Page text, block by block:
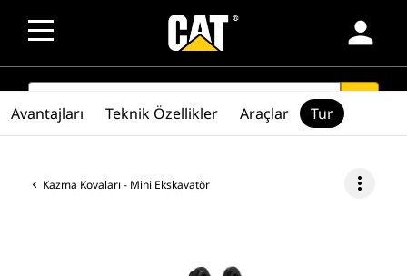
person
SEARCH
Kazma Kovaları - Mini Ekskavatör more_vert
Avantajları Teknik Özellikler Araçlar Tur